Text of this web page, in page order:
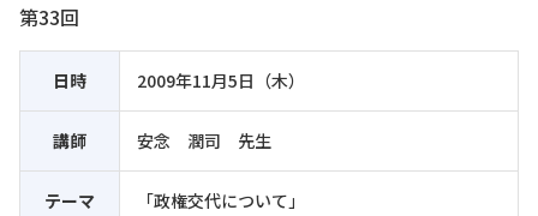
第33回
日時 2009年11月5日（木）
講師 安念 潤司 先生
テーマ 「政権交代について」